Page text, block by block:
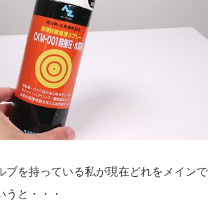
ブを持っている私が現在どれをメインで
と・・・